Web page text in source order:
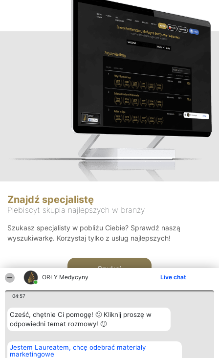
ORŁY Medycyny Live chat
04:57
Cześć, chętnie Ci pomogę! 🙂 Kliknij proszę w
odpowiedni temat rozmowy! 🙂
Jestem Laureatem, chcę odebrać materiały
marketingowe
Znajdź specjalistę
Plebiscyt skupia najlepszych w branży
Szukasz specjalisty w pobliżu Ciebie? Sprawdź naszą
wyszukiwarkę. Korzystaj tylko z usług najlepszych!
Szukaj
Organizator plebiscytu
Bright Side Solutions sp. z o.
o. sp. k.
Plebiscyt
Laureaci
Kontakt
Kontakt